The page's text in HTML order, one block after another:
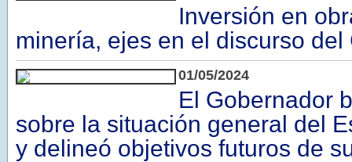
Inversión en
minería, ejes en el discurso del
01/05/2024
El Gobernador
sobre la situación general del
y delineó objetivos futuros de